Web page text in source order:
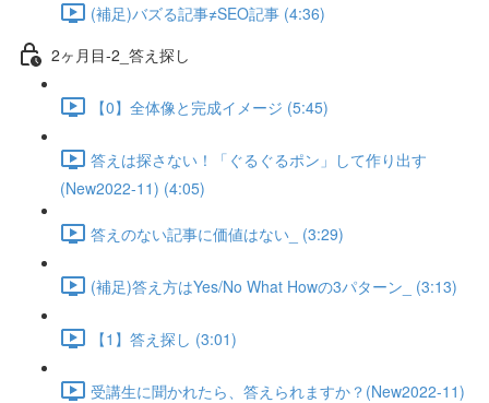
(補足)バズる記事≠SEO記事 (4:36)
2ヶ月目-2_答え探し
【0】全体像と完成イメージ (5:45)
答えは探さない！「ぐるぐるポン」して作り出す
(New2022-11) (4:05)
答えのない記事に価値はない_ (3:29)
(補足)答え方はYes/No What Howの3パターン_ (3:13)
【1】答え探し (3:01)
受講生に聞かれたら、答えられますか？(New2022-11)